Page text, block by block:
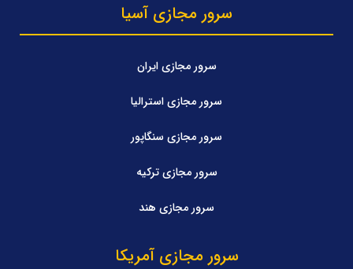
سرور مجازی آسیا
سرور مجازی ایران
سرور مجازی استرالیا
سرور مجازی سنگاپور
سرور مجازی ترکیه
سرور مجازی هند
سرور مجازی آمریکا